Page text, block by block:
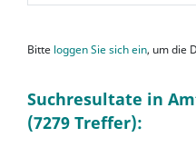
Bitte loggen Sie sich ein, um die
Suchresultate in
(7279 Treffer):